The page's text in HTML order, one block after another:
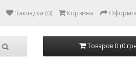
Закладки (0) Корзина
Товаров 0 (0